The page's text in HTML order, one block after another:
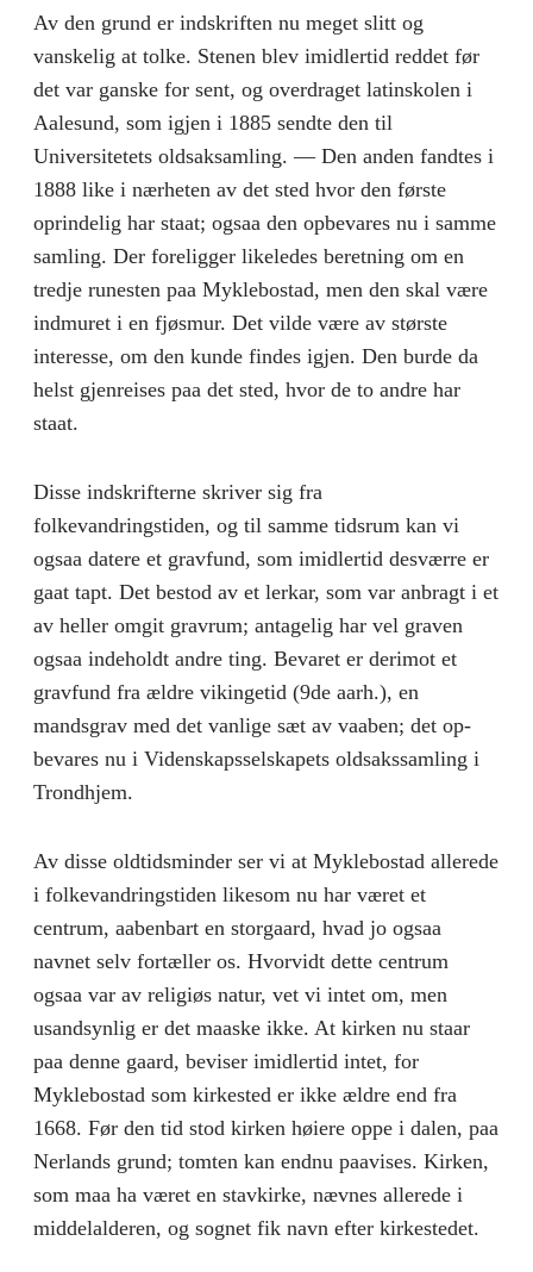
Av den grund er indskriften nu meget slitt og
vanskelig at tolke. Stenen blev imid­lertid reddet før
det var ganske for sent, og overdraget latinskolen i
Aalesund, som igjen i 1885 sendte den til
Universitetets oldsak­samling. — Den anden fandtes i
1888 like i nærheten av det sted hvor den første
oprindelig har staat; ogsaa den opbevares nu i sam­me
samling. Der foreligger likeledes beretning om en
tredje runesten paa Myklebostad, men den skal være
indmuret i en fjøsmur. Det vilde være av største
interesse, om den kunde findes igjen. Den burde da
helst gjenreises paa det sted, hvor de to andre har
staat.
Disse indskrifterne skriver sig fra
folkevandringstiden, og til sam­me tidsrum kan vi
ogsaa datere et gravfund, som imidlertid desværre er
gaat tapt. Det bestod av et lerkar, som var anbragt i et
av heller omgit gravrum; antagelig har vel graven
ogsaa indeholdt andre ting. Bevaret er derimot et
gravfund fra ældre vikingetid (9de aarh.), en
mandsgrav med det vanlige sæt av vaaben; det op­
bevares nu i Videnskapsselskapets oldsakssamling i
Trondhjem.
Av disse oldtidsminder ser vi at Myklebostad allerede
i folke­vandringstiden likesom nu har været et
centrum, aabenbart en storgaard, hvad jo ogsaa
navnet selv fortæller os. Hvorvidt dette centrum
ogsaa var av religiøs natur, vet vi intet om, men
usandsynlig er det maaske ikke. At kirken nu staar
paa denne gaard, beviser imidlertid intet, for
Myklebostad som kirkested er ikke ældre end fra
1668. Før den tid stod kirken høiere oppe i dalen, paa
Nerlands grund; tomten kan endnu paavises. Kirken,
som maa ha været en stavkirke, nævnes allerede i
middelalderen, og sognet fik navn efter kirkestedet.